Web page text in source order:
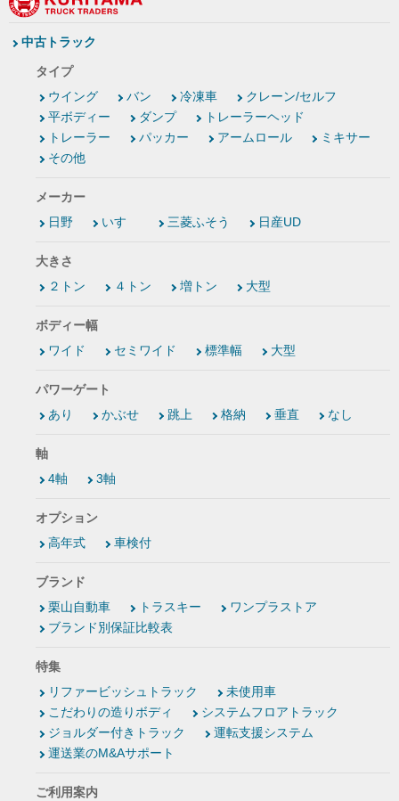
中古トラック
タイプ
ウイング
バン 冷凍車
クレーン/セルフ
平ボディー
ダンプ
トレーラーヘッド
トレーラー
パッカー アームロール
ミキサー
その他
メーカー
日野
いすゞ 三菱ふそう 日産UD
大きさ
２トン
４トン 増トン 大型
ボディー幅
ワイド
セミワイド 標準幅 大型
パワーゲート
あり
かぶせ 跳上 格納 垂直 なし
軸
4軸
3軸
オプション
高年式
車検付
ブランド
栗山自動車
トラスキー
ワンプラストア
ブランド別保証比較表
特集
リファービッシュトラック
未使用車
こだわりの造りボディ
システムフロアトラック
ジョルダー付きトラック
運転支援システム
運送業のM&Aサポート
ご利用案内